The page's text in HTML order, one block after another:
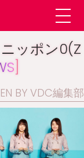
ッポン0(Z
BY VDC編集部